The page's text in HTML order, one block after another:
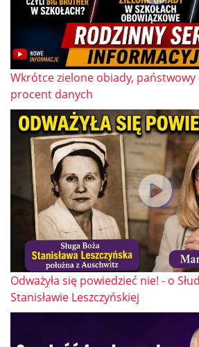
Wkrótce zielone obiady, państwowy
procent danych
Odważyła się powiedzieć nie! - o
Stanisławie Leszczyńskiej